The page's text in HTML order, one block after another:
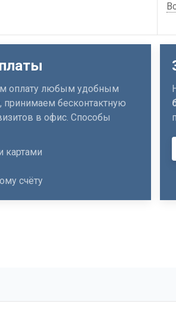
оплату любым удобным
принимаем бесконтактную
в офис. Способы
картами
счёту